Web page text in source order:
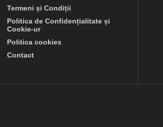
Termeni și Condiții
Politica de Confidențialitate și
Cookie-ur
Politica cookies
Contact